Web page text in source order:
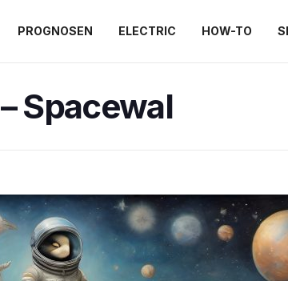
PROGNOSEN ELECTRIC HOW-TO
Spacewal